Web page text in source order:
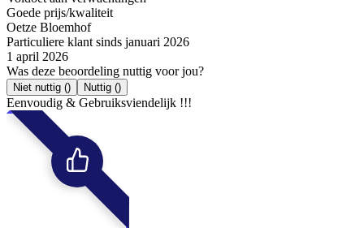
Goede prijs/kwaliteit
Oetze Bloemhof
Particuliere klant sinds januari 2026
1 april 2026
Was deze beoordeling nuttig voor jou?
Niet nuttig () Nuttig ()
Eenvoudig & Gebruiksviendelijk !!!